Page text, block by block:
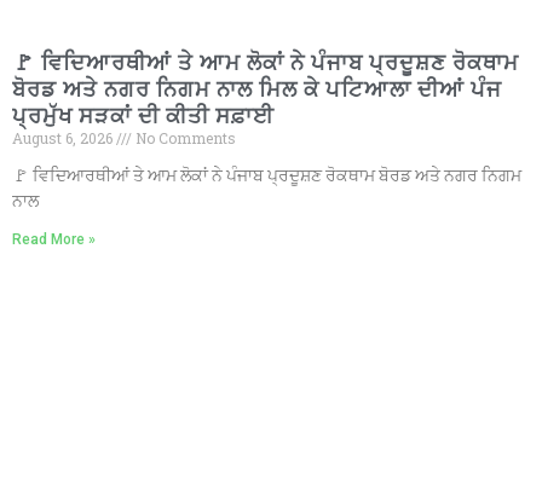
🚩 ਵਿਦਿਆਰਥੀਆਂ ਤੇ ਆਮ ਲੋਕਾਂ ਨੇ ਪੰਜਾਬ ਪ੍ਰਦੂਸ਼ਣ ਰੋਕਥਾਮ
ਬੋਰਡ ਅਤੇ ਨਗਰ ਨਿਗਮ ਨਾਲ ਮਿਲ ਕੇ ਪਟਿਆਲਾ ਦੀਆਂ ਪੰਜ
ਪ੍ਰਮੁੱਖ ਸੜਕਾਂ ਦੀ ਕੀਤੀ ਸਫ਼ਾਈ
August 6, 2026
No Comments
🚩 ਵਿਦਿਆਰਥੀਆਂ ਤੇ ਆਮ ਲੋਕਾਂ ਨੇ ਪੰਜਾਬ ਪ੍ਰਦੂਸ਼ਣ ਰੋਕਥਾਮ ਬੋਰਡ ਅਤੇ ਨਗਰ ਨਿਗਮ
ਨਾਲ
Read More »